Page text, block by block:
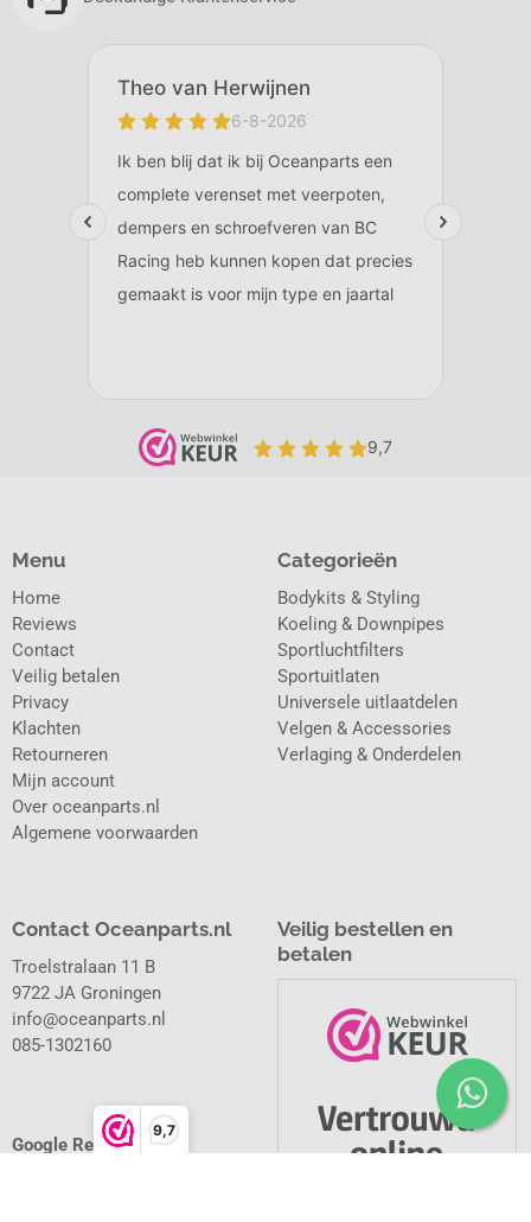
9,7
Categorieën
Bodykits & Styling
Koeling & Downpipes
Sportluchtfilters
Sportuitlaten
Universele uitlaatdelen
Velgen & Accessories
Verlaging & Onderdelen
Menu
Home
Reviews
Contact
Veilig betalen
Privacy
Klachten
Retourneren
Mijn account
Over oceanparts.nl
Algemene voorwaarden
Contact Oceanparts.nl
Troelstralaan 11 B
9722 JA Groningen
info@oceanparts.nl
085-1302160
Google Reviews
Veilig bestellen en
betalen